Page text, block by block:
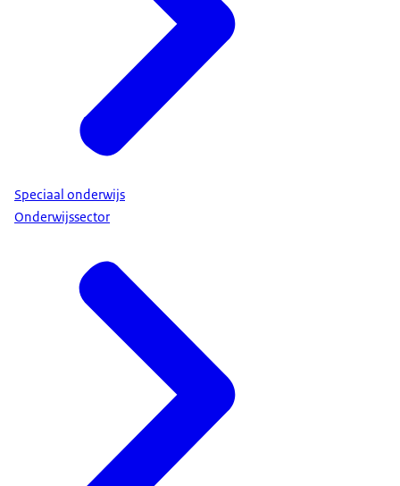
Speciaal onderwijs
Onderwijssector